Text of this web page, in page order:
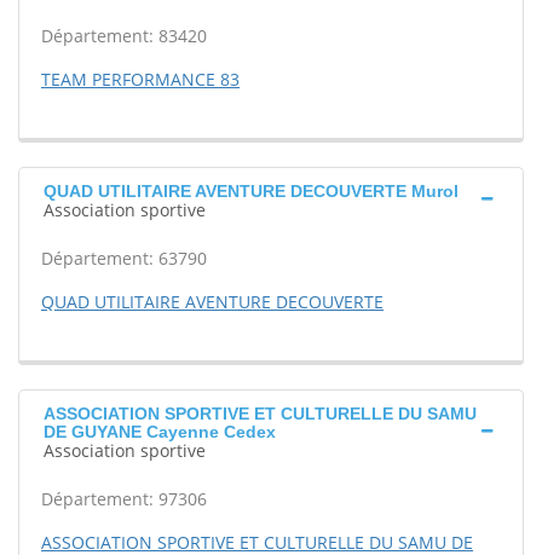
Département: 83420
TEAM PERFORMANCE 83
QUAD UTILITAIRE AVENTURE DECOUVERTE Murol
Association sportive
Département: 63790
QUAD UTILITAIRE AVENTURE DECOUVERTE
ASSOCIATION SPORTIVE ET CULTURELLE DU SAMU
DE GUYANE Cayenne Cedex
Association sportive
Département: 97306
ASSOCIATION SPORTIVE ET CULTURELLE DU SAMU DE